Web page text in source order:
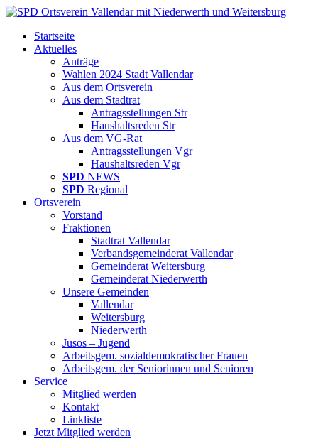
Startseite
Aktuelles
Anträge
Wahlen 2024 Stadt Vallendar
Aus dem Ortsverein
Aus dem Stadtrat
Antragsstellungen Str
Haushaltsreden Str
Aus dem VG-Rat
Antragsstellungen Vgr
Haushaltsreden Vgr
SPD NEWS
SPD Regional
Ortsverein
Vorstand
Fraktionen
Stadtrat Vallendar
Verbandsgemeinderat Vallendar
Gemeinderat Weitersburg
Gemeinderat Niederwerth
Unsere Gemeinden
Vallendar
Weitersburg
Niederwerth
Jusos – Jugend
Arbeitsgem. sozialdemokratischer Frauen
Arbeitsgem. der Seniorinnen und Senioren
Service
Mitglied werden
Kontakt
Linkliste
Jetzt Mitglied werden